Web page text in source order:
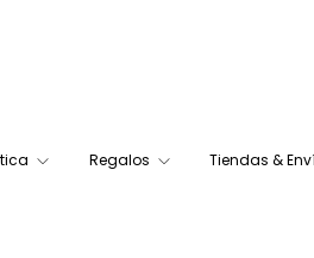
Regalos Tiendas &